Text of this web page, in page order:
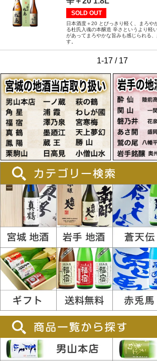
SOLD OUT
日本酒度＋20 とびっきり軽く、まろや
る杜氏入魂の本醸造 辛さというより軽
があってまろやかな旨みも感じられる
す。
1-17 / 17